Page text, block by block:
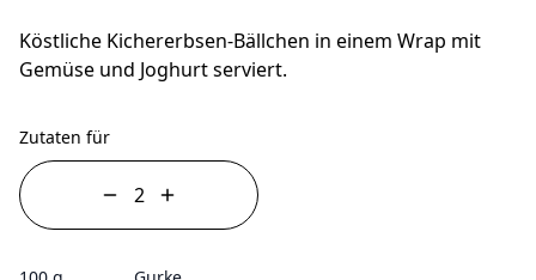
Köstliche Kichererbsen-Bällchen in einem Wrap mit
Gemüse und Joghurt serviert.
Zutaten für